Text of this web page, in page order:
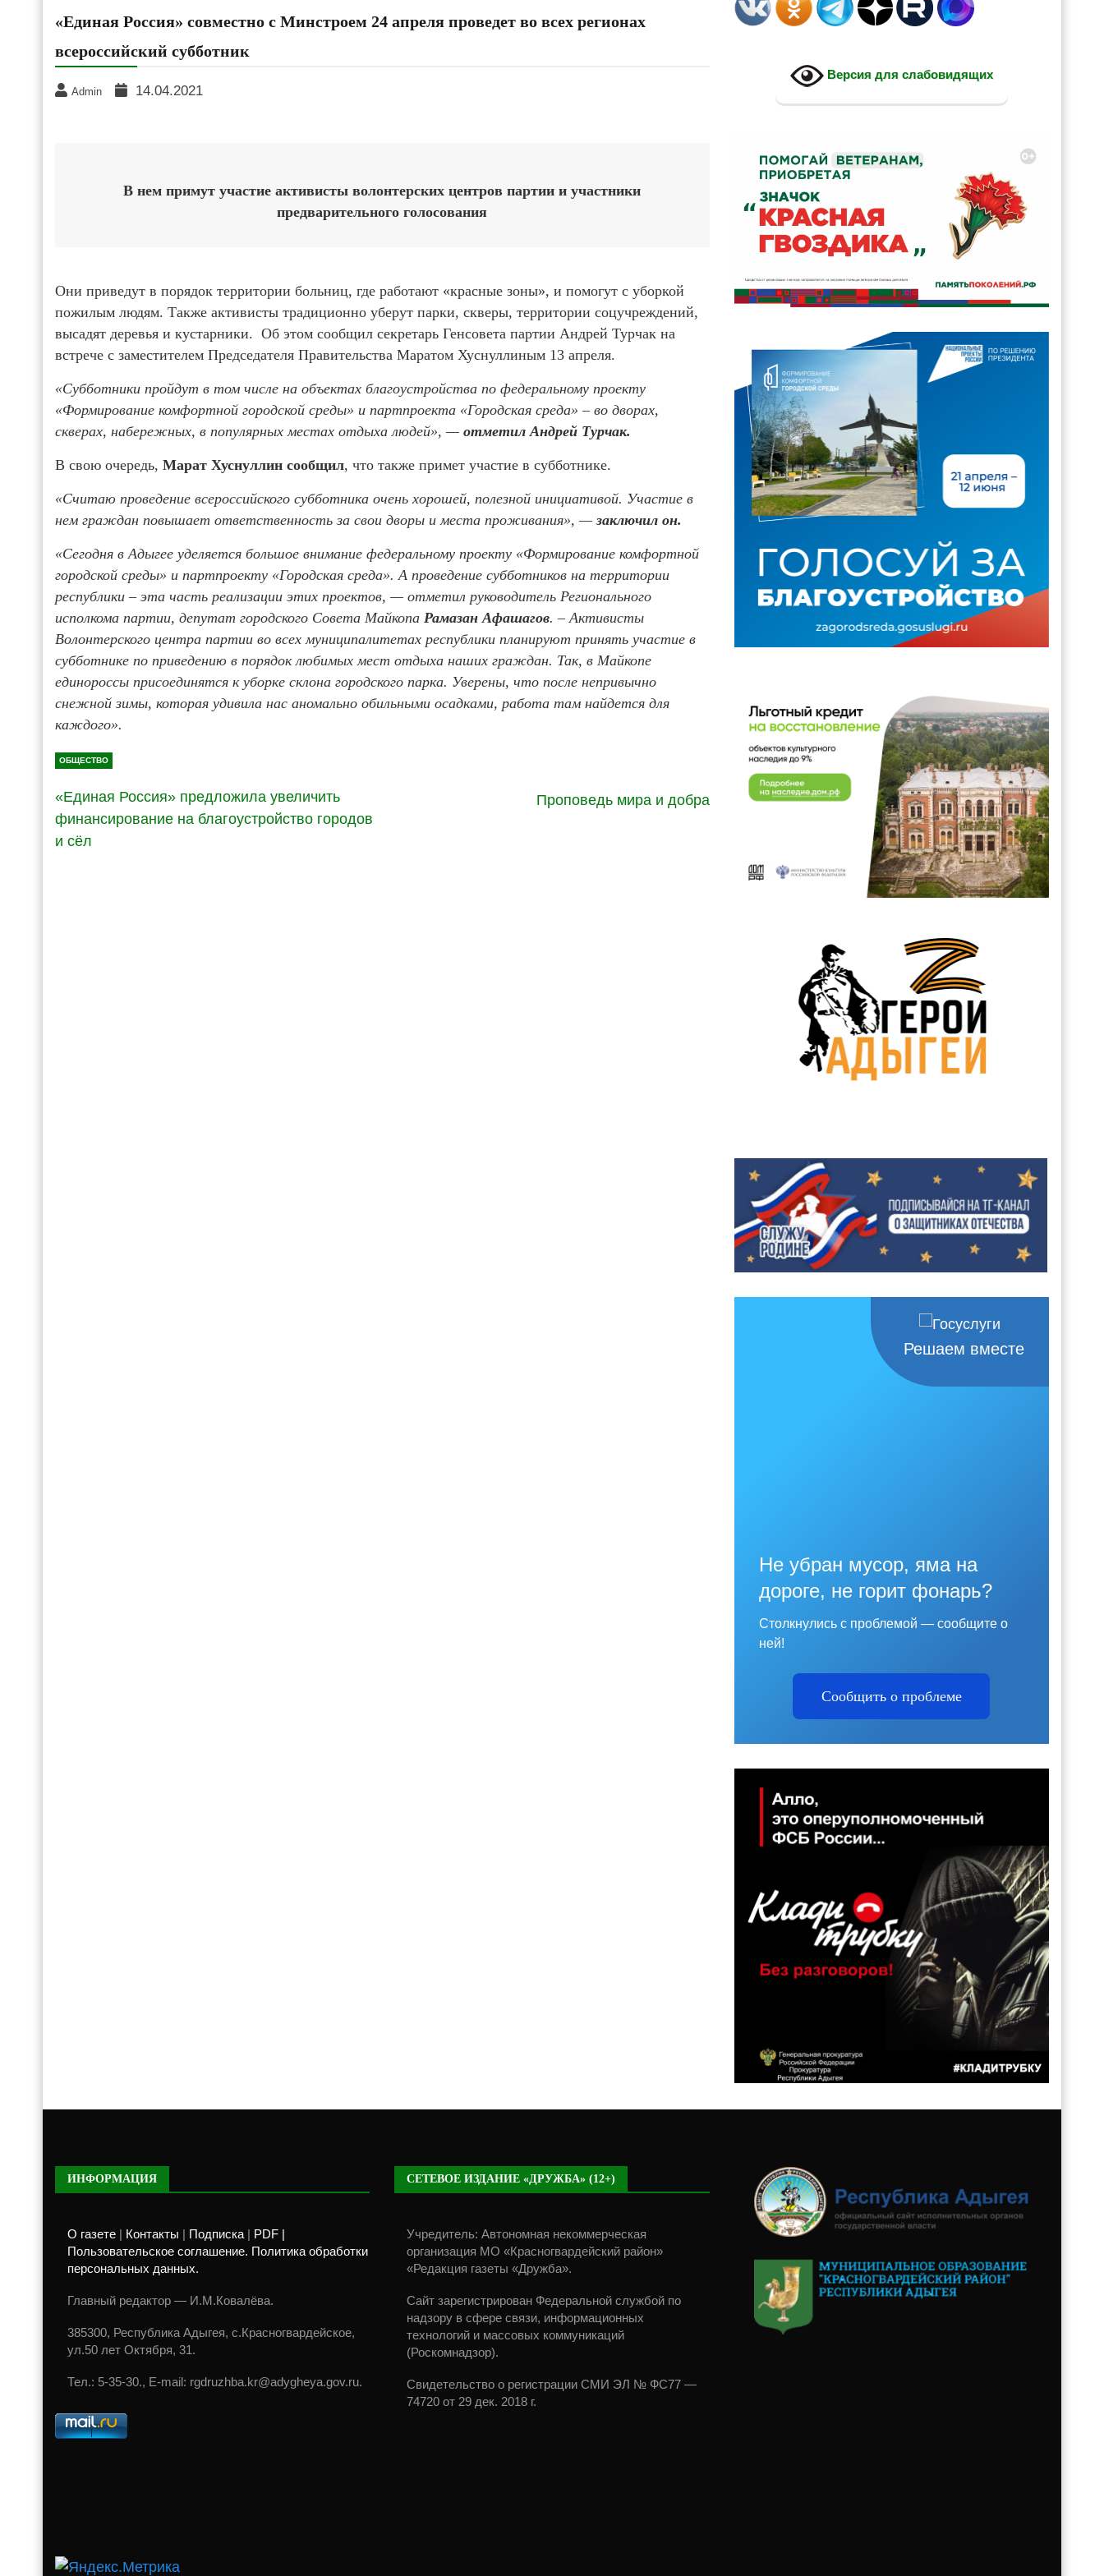
«Единая Россия» совместно с Минстроем 24 апреля проведет во всех регионах
всероссийский субботник
Admin 14.04.2021
В нем примут участие активисты волонтерских центров партии и участники
предварительного голосования
Они приведут в порядок территории больниц, где работают «красные зоны», и помогут с уборкой
пожилым людям. Также активисты традиционно уберут парки, скверы, территории соцучреждений,
высадят деревья и кустарники. Об этом сообщил секретарь Генсовета партии Андрей Турчак на
встрече с заместителем Председателя Правительства Маратом Хуснуллиным 13 апреля.
«Субботники пройдут в том числе на объектах благоустройства по федеральному проекту
«Формирование комфортной городской среды» и партпроекта «Городская среда» – во дворах,
скверах, набережных, в популярных местах отдыха людей», — отметил Андрей Турчак.
В свою очередь, Марат Хуснуллин сообщил, что также примет участие в субботнике.
«Считаю проведение всероссийского субботника очень хорошей, полезной инициативой. Участие в
нем граждан повышает ответственность за свои дворы и места проживания», —заключил он.
«Сегодня в Адыгее уделяется большое внимание федеральному проекту «Формирование комфортной
городской среды» и партпроекту «Городская среда». А проведение субботников на территории
республики – эта часть реализации этих проектов, — отметил руководитель Регионального
исполкома партии, депутат городского Совета Майкопа Рамазан Афашагов. – Активисты
Волонтерского центра партии во всех муниципалитетах республики планируют принять участие в
субботнике по приведению в порядок любимых мест отдыха наших граждан. Так, в Майкопе
единороссы присоединятся к уборке склона городского парка. Уверены, что после непривычно
снежной зимы, которая удивила нас аномально обильными осадками, работа там найдется для
каждого».
ОБЩЕСТВО
«Единая Россия» предложила увеличить
финансирование на благоустройство городов
и сёл
Проповедь мира и добра
Версия для слабовидящих
Решаем вместе
Не убран мусор, яма на
дороге, не горит фонарь?
Столкнулись с проблемой — сообщите о
ней!
Сообщить о проблеме
ИНФОРМАЦИЯ
О газете Контакты Подписка
PDF |
Пользовательское соглашение. Политика обработки
персональных данных.
Главный редактор — И.М.Ковалёва.
385300, Республика Адыгея, с.Красногвардейское,
ул.50 лет Октября, 31.
Тел.: 5-35-30., E-mail: rgdruzhba.kr@adygheya.gov.ru.
СЕТЕВОЕ ИЗДАНИЕ «ДРУЖБА» (12+)
Учредитель: Автономная некоммерческая
организация МО «Красногвардейский район»
«Редакция газеты «Дружба».
Сайт зарегистрирован Федеральной службой по
надзору в сфере связи, информационных
технологий и массовых коммуникаций
(Роскомнадзор).
Свидетельство о регистрации СМИ ЭЛ № ФС77 —
74720 от 29 дек. 2018 г.